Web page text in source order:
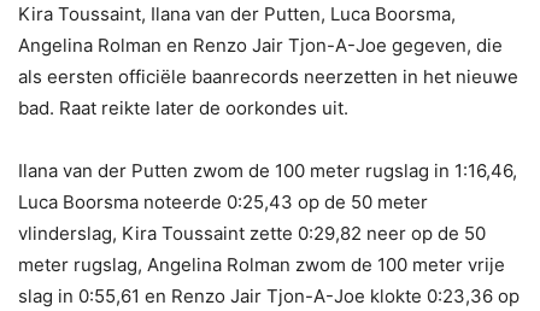
Kira Toussaint, Ilana van der Putten, Luca Boorsma,
Angelina Rolman en Renzo Jair Tjon-A-Joe gegeven, die
als eersten officiële baanrecords neerzetten in het nieuwe
bad. Raat reikte later de oorkondes uit.
Ilana van der Putten zwom de 100 meter rugslag in 1:16,46,
Luca Boorsma noteerde 0:25,43 op de 50 meter
vlinderslag, Kira Toussaint zette 0:29,82 neer op de 50
meter rugslag, Angelina Rolman zwom de 100 meter vrije
slag in 0:55,61 en Renzo Jair Tjon-A-Joe klokte 0:23,36 op